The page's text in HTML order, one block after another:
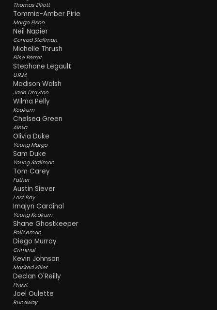
Thomas Elliott
Tommie-Amber Pirie
Margo Elson
Neil Napier
Conrad Stallman
Michelle Thrush
Elise Perrot
Stephane Legault
U.R.M.
Madison Walsh
Jade Drayton
Wilma Pelly
Kookum
Chelsea Green
Alexa
Olivia Duke
Young Margo
Sam Duke
Young Stallman
Tom Carey
Father
Austin Siever
Lost Boy
Imajyn Cardinal
Young Kookum
Shane Ghostkeeper
Policeman
Diego Murray
Criminal
Kevin Johnson
Masked Killer
Declan O'Reilly
Priest
Joel Oulette
Runaway